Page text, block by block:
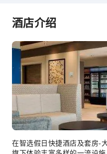
急救包
公共区域监控
灭火器
烟雾报警器
无障碍设施服务
无障碍通道
酒店介绍
在智选假日快捷酒店及套房-